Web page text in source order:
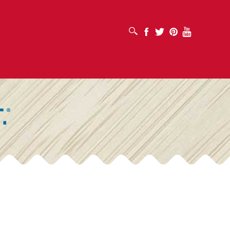
打开搜索框 Facebook
Twitter PinterestYoutube